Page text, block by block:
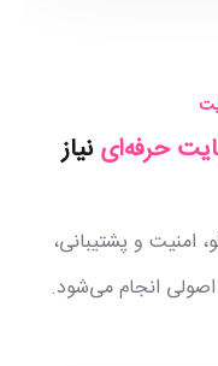
حرفه‌ای نیاز
امنیت و پشتیبانی،
انجام می‌شود.